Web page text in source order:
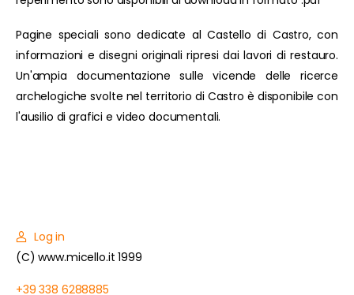
Pagine speciali sono dedicate al Castello di Castro, con
informazioni e disegni originali ripresi dai lavori di restauro.
Un'ampia documentazione sulle vicende delle ricerce
archelogiche svolte nel territorio di Castro è disponibile con
l'ausilio di grafici e video documentali.
Log in
(C) www.micello.it 1999
+39 338 6288885